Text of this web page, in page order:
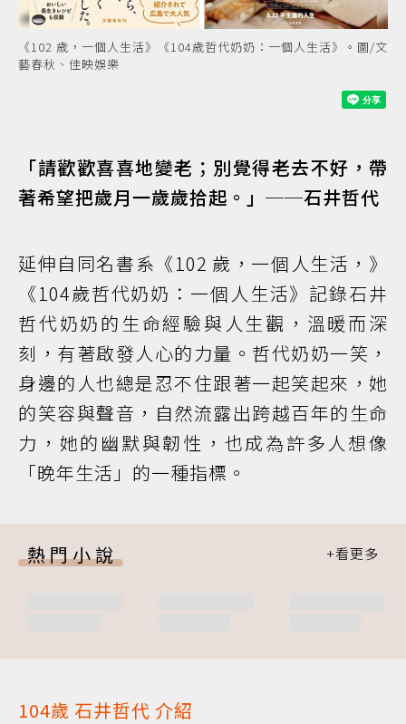
《102 歲，一個人生活》《104歲哲代奶奶：一個人生活》。圖/文
藝春秋、佳映娛樂
「請歡歡喜喜地變老；別覺得老去不好，帶
著希望把歲月一歲歲拾起。」──石井哲代
延伸自同名書系《102 歲，一個人生活，》
《104歲哲代奶奶：一個人生活》記錄石井
哲代奶奶的生命經驗與人生觀，溫暖而深
刻，有著啟發人心的力量。哲代奶奶一笑，
身邊的人也總是忍不住跟著一起笑起來，她
的笑容與聲音，自然流露出跨越百年的生命
力，她的幽默與韌性，也成為許多人想像
「晚年生活」的一種指標。
熱門小說
104歲 石井哲代 介紹